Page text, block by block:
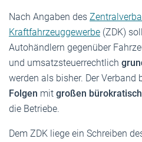
Nach Angaben des
Kraftfahrzeuggewerbe (ZDK)
Autohändlern gegenüber
und umsatzsteuerrechtlich
werden als bisher. Der Verband
Folgen mit großen
die Betriebe.
Dem ZDK liege ein Schreiben